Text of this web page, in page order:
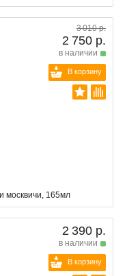
3 010 р.
2 750 р.
в наличии
В корзину
москвичи, 165мл
2 390 р.
в наличии
В корзину